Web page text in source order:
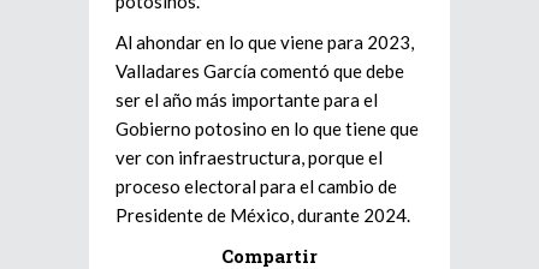
Al ahondar en lo que viene para 2023,
Valladares García comentó que debe
ser el año más importante para el
Gobierno potosino en lo que tiene que
ver con infraestructura, porque el
proceso electoral para el cambio de
Presidente de México, durante 2024.
Compartir